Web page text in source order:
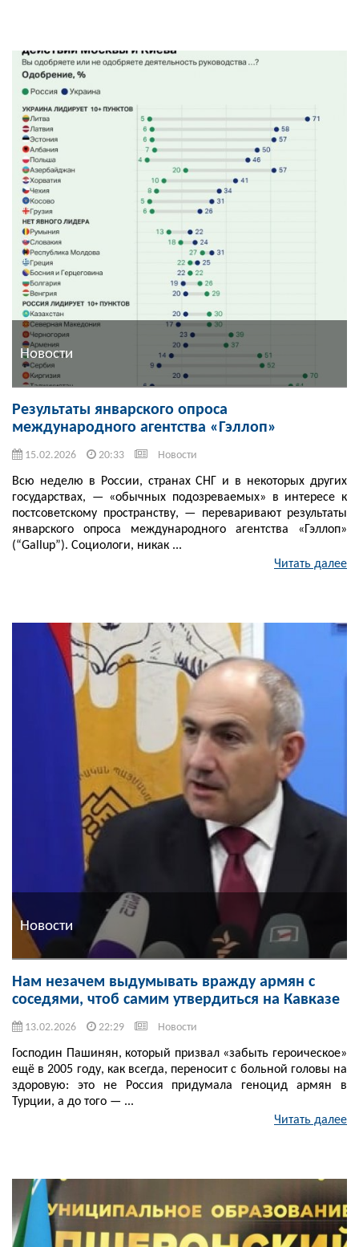
Новости
Результаты январского опроса
международного агентства «Гэллоп»
15.02.2026 20:33 Новости
Всю неделю в России, странах СНГ и в некоторых других
государствах, — «обычных подозреваемых» в интересе к
постсоветскому пространству, — переваривают результаты
январского опроса международного агентства «Гэллоп»
(“Gallup”). Социологи, никак ...
Читать далее
Новости
Нам незачем выдумывать вражду армян с
соседями, чтоб самим утвердиться на Кавказе
13.02.2026 22:29 Новости
Господин Пашинян, который призвал «забыть героическое»
ещё в 2005 году, как всегда, переносит с больной головы на
здоровую: это не Россия придумала геноцид армян в
Турции, а до того — ...
Читать далее